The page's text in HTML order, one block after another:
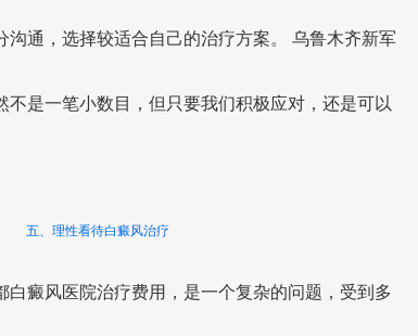
沟通，选择较适合自己的治疗方案。 乌鲁木齐新军
不是一笔小数目，但只要我们积极应对，还是可以
五、理性看待白癜风治疗
白癜风医院治疗费用，是一个复杂的问题，受到多